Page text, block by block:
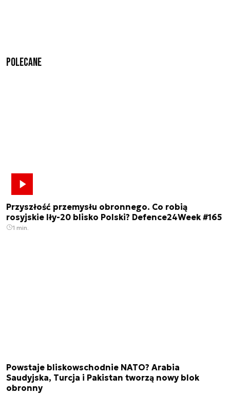
Polecane
Przyszłość przemysłu obronnego. Co robią
rosyjskie Iły-20 blisko Polski? Defence24Week #165
1 min.
Powstaje bliskowschodnie NATO? Arabia
Saudyjska, Turcja i Pakistan tworzą nowy blok
obronny